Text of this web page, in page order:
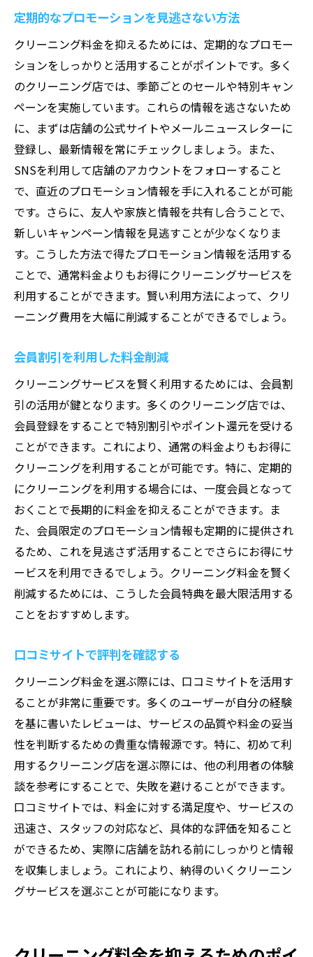
定期的なプロモーションを見逃さない方法
クリーニング料金を抑えるためには、定期的なプロモー
ションをしっかりと活用することがポイントです。多く
のクリーニング店では、季節ごとのセールや特別キャン
ペーンを実施しています。これらの情報を逃さないため
に、まずは店舗の公式サイトやメールニュースレターに
登録し、最新情報を常にチェックしましょう。また、
SNSを利用して店舗のアカウントをフォローすること
で、直近のプロモーション情報を手に入れることが可能
です。さらに、友人や家族と情報を共有し合うことで、
新しいキャンペーン情報を見逃すことが少なくなりま
す。こうした方法で得たプロモーション情報を活用する
ことで、通常料金よりもお得にクリーニングサービスを
利用することができます。賢い利用方法によって、クリ
ーニング費用を大幅に削減することができるでしょう。
会員割引を利用した料金削減
クリーニングサービスを賢く利用するためには、会員割
引の活用が鍵となります。多くのクリーニング店では、
会員登録をすることで特別割引やポイント還元を受ける
ことができます。これにより、通常の料金よりもお得に
クリーニングを利用することが可能です。特に、定期的
にクリーニングを利用する場合には、一度会員となって
おくことで長期的に料金を抑えることができます。ま
た、会員限定のプロモーション情報も定期的に提供され
るため、これを見逃さず活用することでさらにお得にサ
ービスを利用できるでしょう。クリーニング料金を賢く
削減するためには、こうした会員特典を最大限活用する
ことをおすすめします。
口コミサイトで評判を確認する
クリーニング料金を選ぶ際には、口コミサイトを活用す
ることが非常に重要です。多くのユーザーが自分の経験
を基に書いたレビューは、サービスの品質や料金の妥当
性を判断するための貴重な情報源です。特に、初めて利
用するクリーニング店を選ぶ際には、他の利用者の体験
談を参考にすることで、失敗を避けることができます。
口コミサイトでは、料金に対する満足度や、サービスの
迅速さ、スタッフの対応など、具体的な評価を知ること
ができるため、実際に店舗を訪れる前にしっかりと情報
を収集しましょう。これにより、納得のいくクリーニン
グサービスを選ぶことが可能になります。